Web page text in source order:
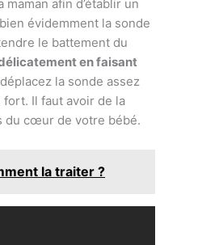
afin d’établir un
évidemment la sonde
le battement du
en faisant
la sonde assez
Il faut avoir de la
du cœur de votre bébé.
la traiter ?